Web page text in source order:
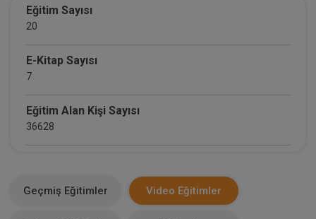
Eğitim Sayısı
20
E-Kitap Sayısı
7
Eğitim Alan Kişi Sayısı
36628
Geçmiş Eğitimler Video Eğitimler